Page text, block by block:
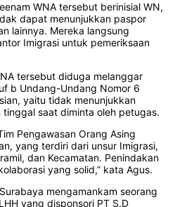
WNA tersebut berinisial WN,
dapat menunjukkan paspor
lainnya. Mereka langsung
Imigrasi untuk pemeriksaan
tersebut diduga melanggar
b Undang-Undang Nomor 6
yaitu tidak menunjukkan
saat diminta oleh petugas.
Pengawasan Orang Asing
yang terdiri dari unsur Imigrasi,
dan Kecamatan. Penindakan
yang solid,” kata Agus.
mengamankam seorang
yang disponsori PT S.D